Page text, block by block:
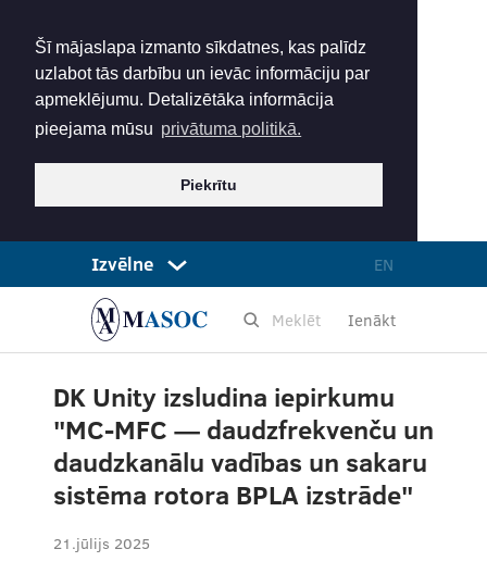
Šī mājaslapa izmanto sīkdatnes, kas palīdz
uzlabot tās darbību un ievāc informāciju par
apmeklējumu. Detalizētāka informācija
pieejama mūsu privātuma politikā.
Piekrītu
Izvēlne EN
Ienākt
DK Unity izsludina iepirkumu
"MC-MFC — daudzfrekvenču un
daudzkanālu vadības un sakaru
sistēma rotora BPLA izstrāde"
21.jūlijs 2025